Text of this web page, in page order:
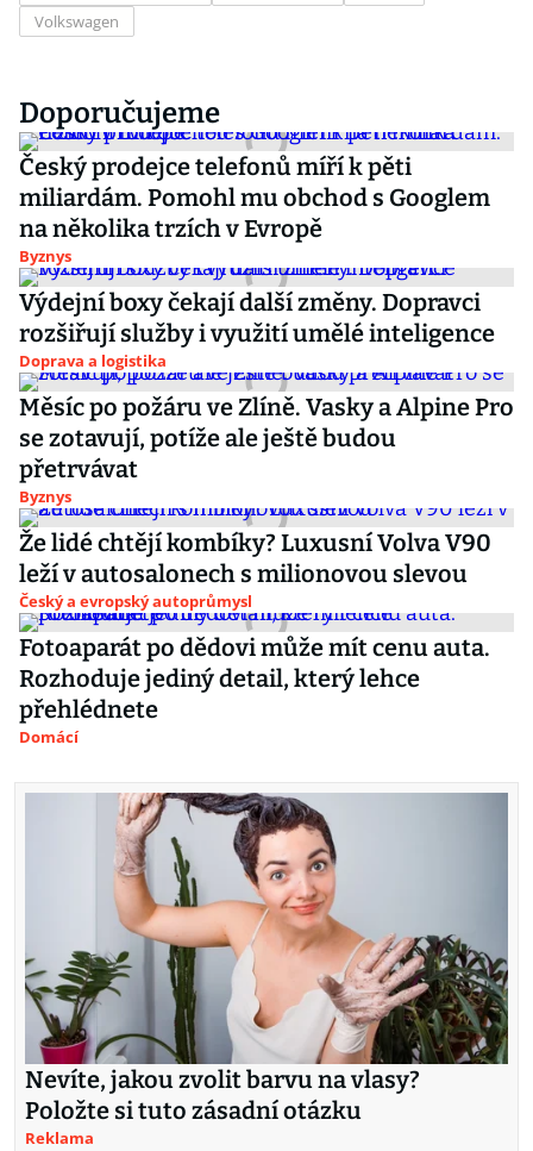
Volkswagen
Doporučujeme
Český prodejce telefonů míří k pěti
miliardám. Pomohl mu obchod s Googlem
na několika trzích v Evropě
Byznys
Výdejní boxy čekají další změny. Dopravci
rozšiřují služby i využití umělé inteligence
Doprava a logistika
Měsíc po požáru ve Zlíně. Vasky a Alpine Pro
se zotavují, potíže ale ještě budou
přetrvávat
Byznys
Že lidé chtějí kombíky? Luxusní Volva V90
leží v autosalonech s milionovou slevou
Český a evropský autoprůmysl
Fotoaparát po dědovi může mít cenu auta.
Rozhoduje jediný detail, který lehce
přehlédnete
Domácí
Nevíte, jakou zvolit barvu na vlasy?
Položte si tuto zásadní otázku
Reklama